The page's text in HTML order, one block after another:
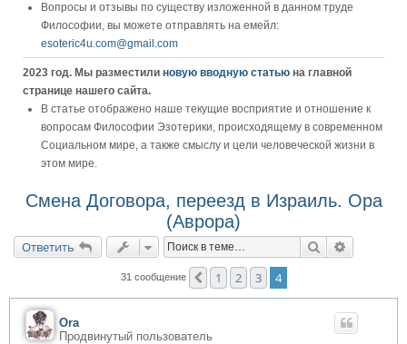
Вопросы и отзывы по существу изложенной в данном труде
Философии, вы можете отправлять на емейл:
esoteric4u.com@gmail.com
2023 год. Мы разместили новую вводную статью на главной
странице нашего сайта.
В статье отображено наше текущие восприятие и отношение к
вопросам Философии Эзотерики, происходящему в современном
Социальном мире, а также смыслу и цели человеческой жизни в
этом мире.
Смена Договора, переезд в Израиль. Ора
(Аврора)
Ответить Поиск
31 сообщение Пред.
1 2 3 4
Ora
Продвинутый пользователь